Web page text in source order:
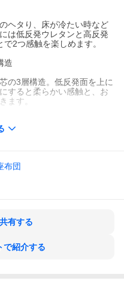
ヘタり、床が冷たい時など
は低反発ウレタンと高反発
2つ感触を楽しめます。
造
の3層構造。低反発面を上に
すると柔らかい感触と、お
ます。
合わせやお好きな場所で使
布団
有する
で紹介する